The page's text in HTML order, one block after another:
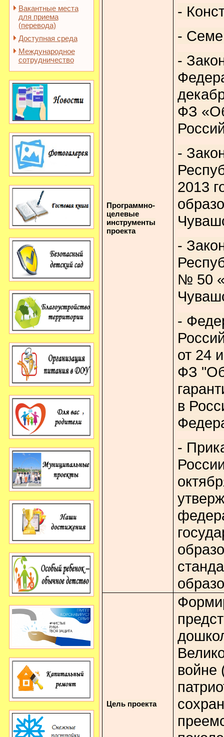
Вакантные места
для приема
(перевода)
Доступная среда
Международное
сотрудничество
Программно-
целевые
инструменты
проекта
-
-
-
ФЗ
-
2013
-
№ 50
-
от 24
ФЗ
в
-
Цель проекта
войне